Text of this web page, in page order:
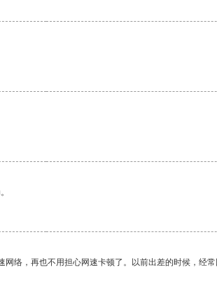
络，再也不用担心网速卡顿了。以前出差的时候，经